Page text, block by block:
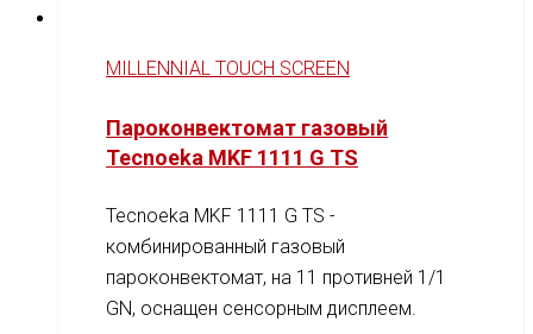
MILLENNIAL TOUCH SCREEN
Пароконвектомат газовый
Tecnoeka MKF 1111 G TS
Tecnoeka MKF 1111 G TS -
комбинированный газовый
пароконвектомат, на 11 противней 1/1
GN, оснащен сенсорным дисплеем.